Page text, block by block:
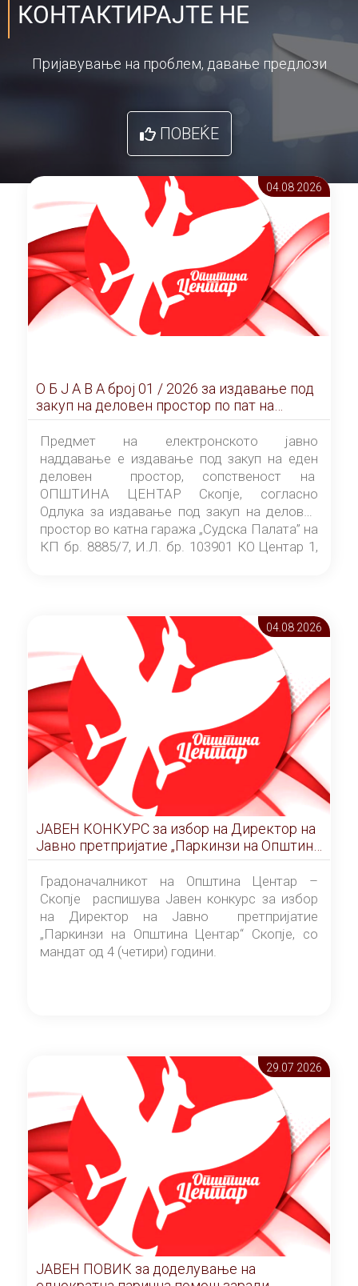
КОНТАКТИРАЈТЕ НЕ
Пријавување на проблем, давање предлози
ПОВЕЌЕ
04.08 2026
О Б Ј А В А брoj 01 / 2026 за издавање под
закуп на деловен простор по пат на
ЕЛЕКТРОНСКО ЈАВНО НАДДАВАЊЕ
Предмет на електронското јавно
наддавање е издавање под закуп на еден
деловен простор, сопственост на
ОПШТИНА ЦЕНТАР Скопје, согласно
Одлука за издавање под закуп на деловен
простор во катна гаража „Судска Палата” на
КП бр. 8885/7, И.Л. бр. 103901 КО Центар 1,
Скопје” број 9/2026), за времетраење од 3
(три) години од денот на потпишувањето на
Договорот за закуп со најповолниот
понудувач.
04.08 2026
ЈАВЕН КОНКУРС за избор на Директор на
Јавно претпријатие „Паркинзи на Општина
Центар“ – Скопје
Градоначалникот на Општина Центар –
Скопје распишува Јавен конкурс за избор
на Директор на Јавно претпријатие
„Паркинзи на Општина Центар“ Скопје, со
мандат од 4 (четири) години.
29.07 2026
ЈАВЕН ПОВИК за доделување на